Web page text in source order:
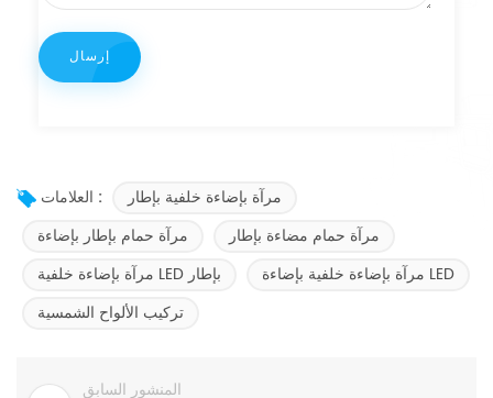
العلامات :
مرآة بإضاءة خلفية بإطار
مرآة حمام بإطار بإضاءة
مرآة حمام مضاءة بإطار
مرآة بإضاءة خلفية LED بإطار
مرآة بإضاءة خلفية بإضاءة LED
تركيب الألواح الشمسية
المنشور السابق